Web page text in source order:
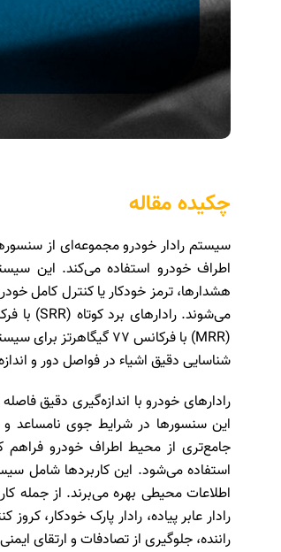
چکیده مقاله
سیستم رادار خودرو مجموعه‌ای از
اطراف خودرو استفاده می‌کند. این
هشدارها، ترمز خودکار یا کنترل کامل
شناسایی دقیق اشیاء در فواصل دور و
رادارهای خودرو با اندازه‌گیری دقیق
این سنسورها در شرایط جوی نامساعد و
جامع‌تری از محیط اطراف خودرو فراهم
اطلاعات محیطی بهره می‌برند. از جمله
رادار عابر پیاده، رادار پارک خودکار،
راننده، جلوگیری از تصادفات و ارتقای